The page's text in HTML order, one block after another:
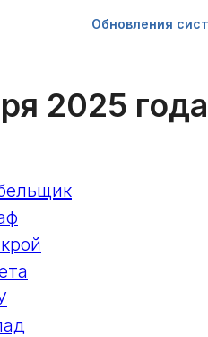
Обновления
2025 года